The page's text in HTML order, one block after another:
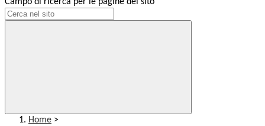
Campo di ricerca per le pagine del sito
Home >